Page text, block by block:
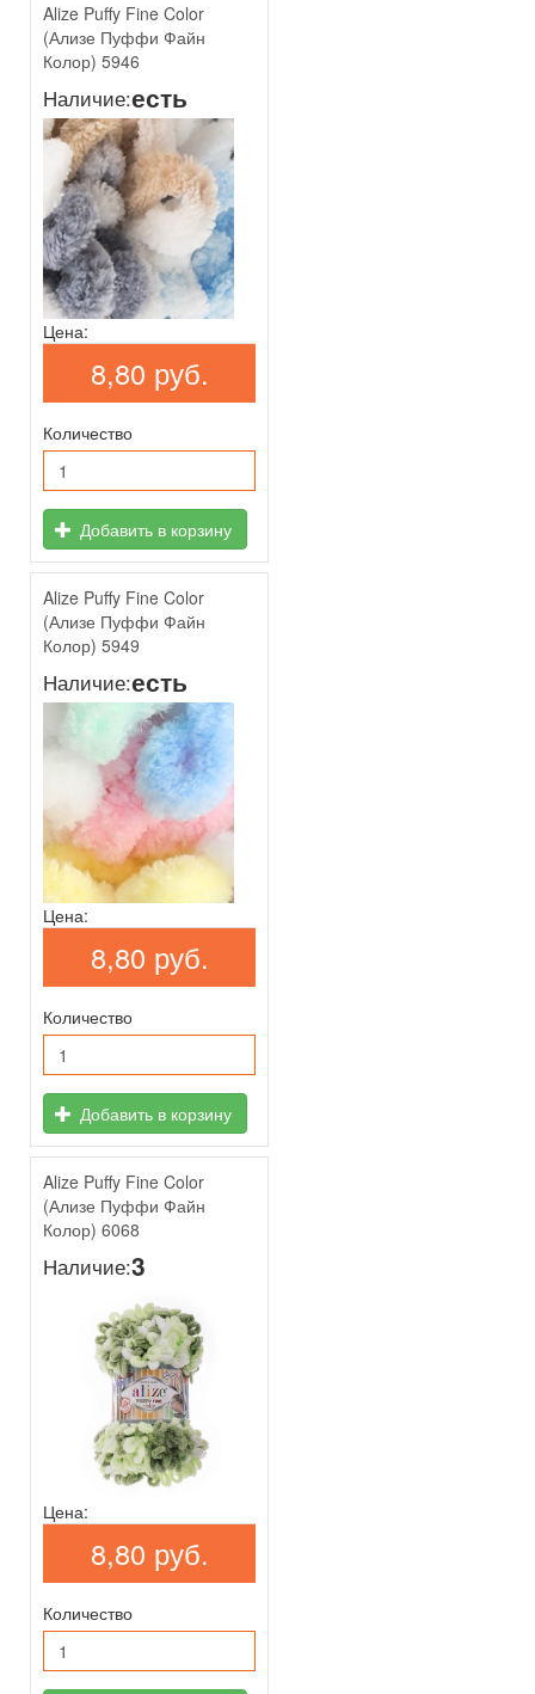
Alize Puffy Fine Color
(Ализе Пуффи Файн
Колор) 5946
Наличие:есть
Цена:
8,80 руб.
Количество
Добавить в корзину
Alize Puffy Fine Color
(Ализе Пуффи Файн
Колор) 5949
Наличие:есть
Цена:
8,80 руб.
Количество
Добавить в корзину
Alize Puffy Fine Color
(Ализе Пуффи Файн
Колор) 6068
Наличие:3
Цена:
8,80 руб.
Количество